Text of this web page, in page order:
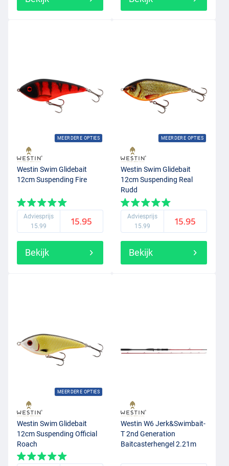
MEERDERE OPTIES
Westin Swim Glidebait
12cm Suspending Fire
Adviesprijs
15.99
15.95
Bekijk
MEERDERE OPTIES
Westin Swim Glidebait
12cm Suspending Real
Rudd
Adviesprijs
15.99
15.95
Bekijk
MEERDERE OPTIES
Westin Swim Glidebait
12cm Suspending Official
Roach
Westin W6 Jerk&Swimbait-
T 2nd Generation
Baitcasterhengel 2.21m